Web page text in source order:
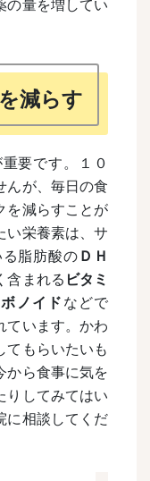
の量を増してい
減らす
要です。１０
んが、毎日の食
を減らすことが
い栄養素は、サ
脂肪酸の ＤＨ
含まれる ビタミ
ノイド などで
います。 かわ
てもらいたいも
から食事に気を
りしてみてはい
に相談してくだ